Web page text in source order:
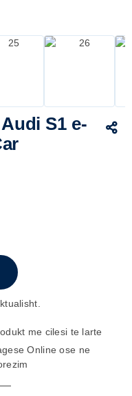
S1 e-
me cilesi te larte
Online ose ne